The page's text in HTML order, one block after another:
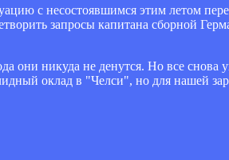
с несостоявшимся этим летом
запросы капитана сборной
они никуда не денутся. Но все снова
оклад в "Челси", но для нашей